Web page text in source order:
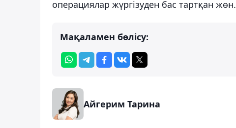
операциялар жүргізуден бас тартқан жөн.
Мақаламен бөлісу:
Айгерим Тарина